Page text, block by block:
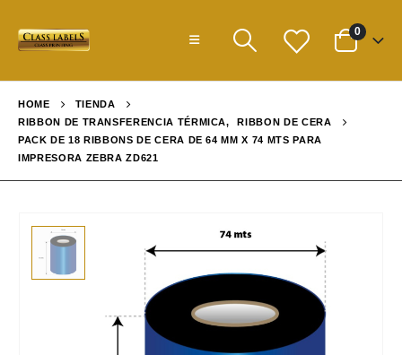
0
HOME
TIENDA
RIBBON DE TRANSFERENCIA TÉRMICA,
RIBBON DE CERA
PACK DE 18 RIBBONS DE CERA DE 64 MM X 74 MTS PARA
IMPRESORA ZEBRA ZD621